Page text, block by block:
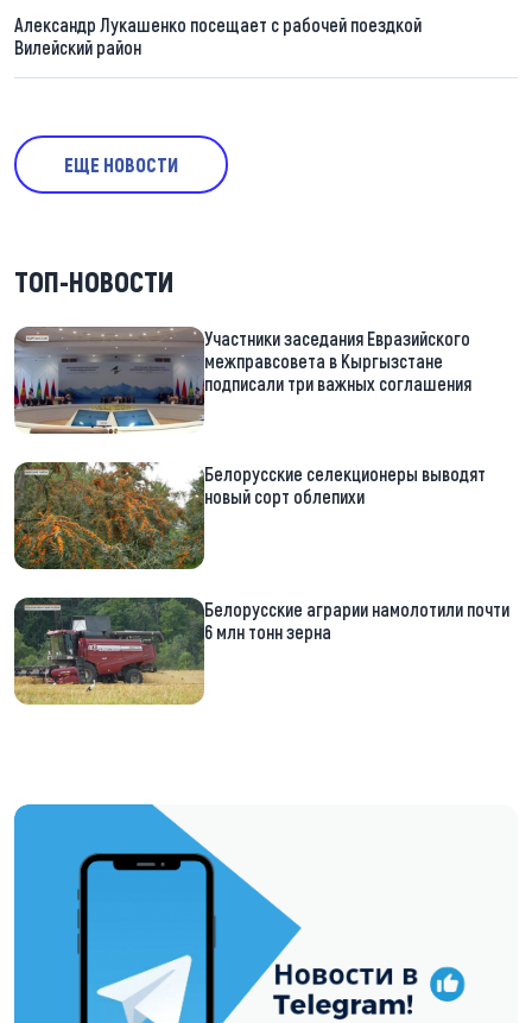
Александр Лукашенко посещает с рабочей поездкой
Вилейский район
ЕЩЕ НОВОСТИ
ТОП-НОВОСТИ
Участники заседания Евразийского
межправсовета в Кыргызстане
подписали три важных соглашения
Белорусские селекционеры выводят
новый сорт облепихи
Белорусские аграрии намолотили почти
6 млн тонн зерна
https://t.me/minskctvby